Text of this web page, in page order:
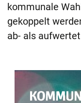
kommunale
gekoppelt
ab- als